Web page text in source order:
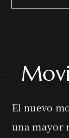
El nuevo
una mayor